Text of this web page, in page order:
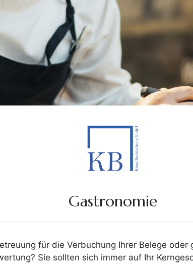
Gastronomie
für die Verbuchung Ihrer Belege
Sie sollten sich immer auf Ihr